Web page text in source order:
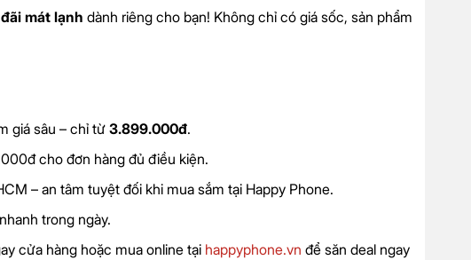
mát lạnh dành riêng cho bạn! Không chỉ có giá sốc, sản phẩm
giá sâu – chỉ từ 3.899.000đ.
cho đơn hàng đủ điều kiện.
– an tâm tuyệt đối khi mua sắm tại Happy Phone.
trong ngày.
cửa hàng hoặc mua online tại happyphone.vn để săn deal ngay